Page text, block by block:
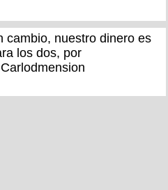
cambio, nuestro dinero es
los dos, por